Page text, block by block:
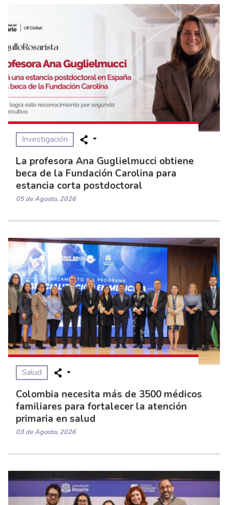
Investigación
La profesora Ana Guglielmucci obtiene
beca de la Fundación Carolina para
estancia corta postdoctoral
05 de Agosto, 2026
Salud
Colombia necesita más de 3500 médicos
familiares para fortalecer la atención
primaria en salud
03 de Agosto, 2026